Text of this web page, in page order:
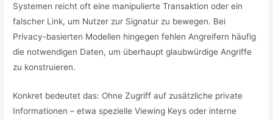
Systemen reicht oft eine manipulierte Transaktion oder ein
falscher Link, um Nutzer zur Signatur zu bewegen. Bei
Privacy-basierten Modellen hingegen fehlen Angreifern häufig
die notwendigen Daten, um überhaupt glaubwürdige Angriffe
zu konstruieren.
Konkret bedeutet das: Ohne Zugriff auf zusätzliche private
Informationen – etwa spezielle Viewing Keys oder interne